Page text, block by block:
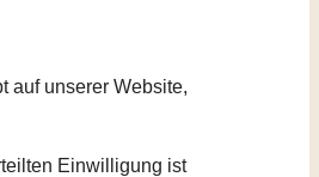
auf unserer Website,
Einwilligung ist